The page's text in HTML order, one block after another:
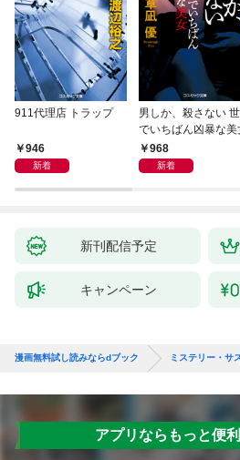
911代理店 トラップ
946
新着
男しか、殺さない
でいちばん凶暴な美
968
新着
新刊配信予定
キャンペーン
漫画無料試し読みならdブック ミステリー・サ
アプリならもっと便